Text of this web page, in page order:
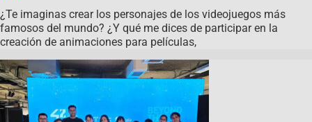
¿Te imaginas crear los personajes de los videojuegos más
famosos del mundo? ¿Y qué me dices de participar en la
creación de animaciones para películas,